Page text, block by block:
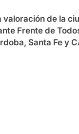
de la
Frente de
Santa Fe y